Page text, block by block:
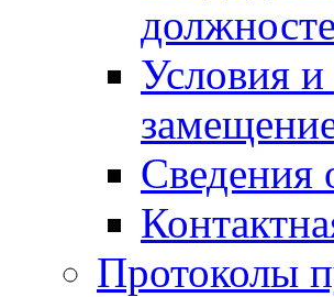
Условия и
Сведения
Протоколы